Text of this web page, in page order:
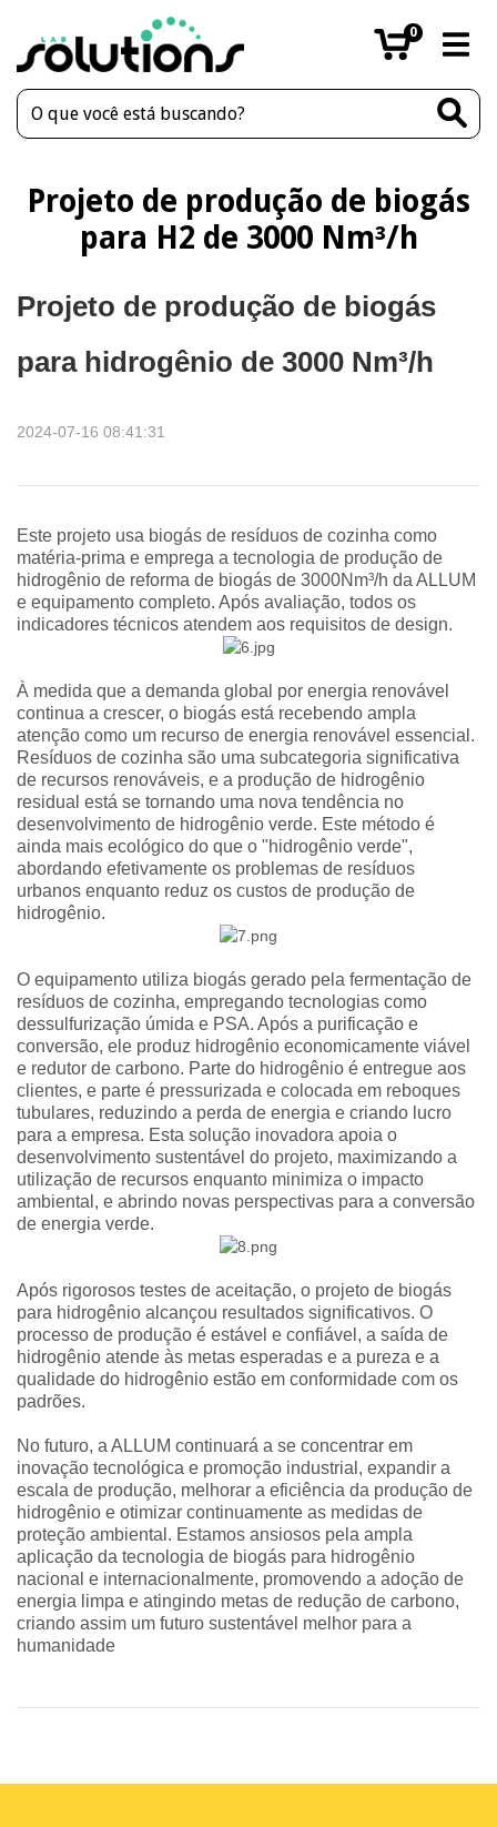
0
Projeto de produção de biogás
para H2 de 3000 Nm³/h
Projeto de produção de biogás
para hidrogênio de 3000 Nm³/h
2024-07-16 08:41:31
Este projeto usa biogás de resíduos de cozinha como
matéria-prima e emprega a tecnologia de produção de
hidrogênio de reforma de biogás de 3000Nm³/h da ALLUM
e equipamento completo. Após avaliação, todos os
indicadores técnicos atendem aos requisitos de design.
À medida que a demanda global por energia renovável
continua a crescer, o biogás está recebendo ampla
atenção como um recurso de energia renovável essencial.
Resíduos de cozinha são uma subcategoria significativa
de recursos renováveis, e a produção de hidrogênio
residual está se tornando uma nova tendência no
desenvolvimento de hidrogênio verde. Este método é
ainda mais ecológico do que o "hidrogênio verde",
abordando efetivamente os problemas de resíduos
urbanos enquanto reduz os custos de produção de
hidrogênio.
O equipamento utiliza biogás gerado pela fermentação de
resíduos de cozinha, empregando tecnologias como
dessulfurização úmida e PSA. Após a purificação e
conversão, ele produz hidrogênio economicamente viável
e redutor de carbono. Parte do hidrogênio é entregue aos
clientes, e parte é pressurizada e colocada em reboques
tubulares, reduzindo a perda de energia e criando lucro
para a empresa. Esta solução inovadora apoia o
desenvolvimento sustentável do projeto, maximizando a
utilização de recursos enquanto minimiza o impacto
ambiental, e abrindo novas perspectivas para a conversão
de energia verde.
Após rigorosos testes de aceitação, o projeto de biogás
para hidrogênio alcançou resultados significativos. O
processo de produção é estável e confiável, a saída de
hidrogênio atende às metas esperadas e a pureza e a
qualidade do hidrogênio estão em conformidade com os
padrões.
No futuro, a ALLUM continuará a se concentrar em
inovação tecnológica e promoção industrial, expandir a
escala de produção, melhorar a eficiência da produção de
hidrogênio e otimizar continuamente as medidas de
proteção ambiental. Estamos ansiosos pela ampla
aplicação da tecnologia de biogás para hidrogênio
nacional e internacionalmente, promovendo a adoção de
energia limpa e atingindo metas de redução de carbono,
criando assim um futuro sustentável melhor para a
humanidade